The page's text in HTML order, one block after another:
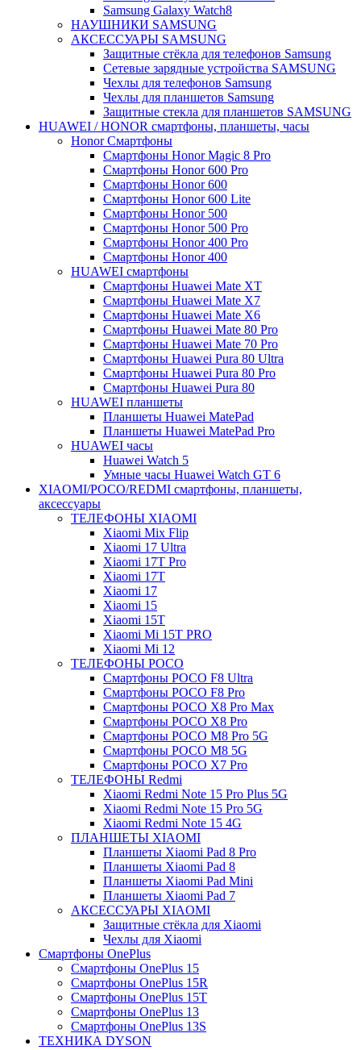
Samsung Galaxy Watch8
НАУШНИКИ SAMSUNG
АКСЕССУАРЫ SAMSUNG
Защитные стёкла для телефонов Samsung
Сетевые зарядные устройства SAMSUNG
Чехлы для телефонов Samsung
Чехлы для планшетов Samsung
Защитные стекла для планшетов SAMSUNG
HUAWEI / HONOR cмартфоны, планшеты, часы
Honor Смартфоны
Смартфоны Honor Magic 8 Pro
Смартфоны Honor 600 Pro
Смартфоны Honor 600
Смартфоны Honor 600 Lite
Смартфоны Honor 500
Смартфоны Honor 500 Pro
Смартфоны Honor 400 Pro
Смартфоны Honor 400
HUAWEI cмартфоны
Смартфоны Huawei Mate XT
Смартфоны Huawei Mate X7
Смартфоны Huawei Mate X6
Смартфоны Huawei Mate 80 Pro
Смартфоны Huawei Mate 70 Pro
Смартфоны Huawei Pura 80 Ultra
Смартфоны Huawei Pura 80 Pro
Смартфоны Huawei Pura 80
HUAWEI планшеты
Планшеты Huawei MatePad
Планшеты Huawei MatePad Pro
HUAWEI часы
Huawei Watch 5
Умные часы Huawei Watch GT 6
XIAOMI/POCO/REDMI cмартфоны, планшеты,
аксессуары
ТЕЛЕФОНЫ XIAOMI
Xiaomi Mix Flip
Xiaomi 17 Ultra
Xiaomi 17T Pro
Xiaomi 17T
Xiaomi 17
Xiaomi 15
Xiaomi 15T
Xiaomi Mi 15T PRO
Xiaomi Mi 12
ТЕЛЕФОНЫ POCO
Смартфоны POCO F8 Ultra
Смартфоны POCO F8 Pro
Смартфоны POCO X8 Pro Max
Смартфоны POCO X8 Pro
Смартфоны POCO M8 Pro 5G
Смартфоны POCO M8 5G
Смартфоны POCO X7 Pro
ТЕЛЕФОНЫ Redmi
Xiaomi Redmi Note 15 Pro Plus 5G
Xiaomi Redmi Note 15 Pro 5G
Xiaomi Redmi Note 15 4G
ПЛАНШЕТЫ XIAOMI
Планшеты Xiaomi Pad 8 Pro
Планшеты Xiaomi Pad 8
Планшеты Xiaomi Pad Mini
Планшеты Xiaomi Pad 7
АКСЕССУАРЫ XIAOMI
Защитные стёкла для Xiaomi
Чехлы для Xiaomi
Смартфоны OnePlus
Смартфоны OnePlus 15
Смартфоны OnePlus 15R
Смартфоны OnePlus 15T
Смартфоны OnePlus 13
Смартфоны OnePlus 13S
ТЕХНИКА DYSON